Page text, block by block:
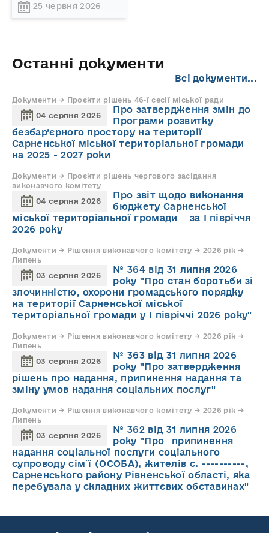
25 червня 2026
Останні документи
Всі документи...
Документи → Проєкти рішень 46-ї сесії міської ради
04 серпня 2026
Про затвердження змін до
Програми розвитку
безбар’єрного простору на території
Сарненської міської територіальної громади
на 2025 - 2027 роки
Документи → Проєкти рішень чергового засідання
виконавчого комітету
04 серпня 2026
Про звіт щодо виконання
бюджету Сарненської
міської територіальної громади за І півріччя
2026 року
Документи → Рішення виконавчого комітету → 2026 рік →
Липень
03 серпня 2026
№ 364 від 31 липня 2026
року "Про стан боротьби зі
злочинністю, охорони громадського порядку
на території Сарненської міської
територіальної громади у І півріччі 2026 року"
Документи → Рішення виконавчого комітету → 2026 рік →
Липень
03 серпня 2026
№ 363 від 31 липня 2026
року "Про затвердження
рішень про надання, припинення надання та
зміну умов надання соціальних послуг"
Документи → Рішення виконавчого комітету → 2026 рік →
Липень
03 серпня 2026
№ 362 від 31 липня 2026
року "Про припинення
надання соціальної послуги соціального
супроводу cім`ї (ОСОБА), жителів с. ----------,
Сарненського району Рівненської області, яка
перебувала у складних життєвих обставинах"